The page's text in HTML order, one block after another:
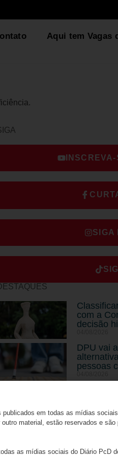
Aqui tem Vagas
SIGA
com a
decisão
DPU vai
pessoas
STF
de
03/08/2026
em todas as mídias
material, estão reservados e
as mídias sociais do Diário PcD